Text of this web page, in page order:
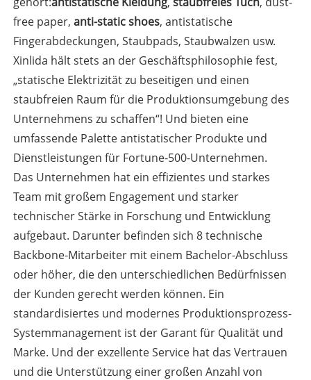
free paper, anti-static shoes, antistatische
Fingerabdeckungen, Staubpads, Staubwalzen usw.
Xinlida hält stets an der Geschäftsphilosophie fest,
„statische Elektrizität zu beseitigen und einen
staubfreien Raum für die Produktionsumgebung des
Unternehmens zu schaffen“! Und bieten eine
umfassende Palette antistatischer Produkte und
Dienstleistungen für Fortune-500-Unternehmen.
Das Unternehmen hat ein effizientes und starkes
Team mit großem Engagement und starker
technischer Stärke in Forschung und Entwicklung
aufgebaut. Darunter befinden sich 8 technische
Backbone-Mitarbeiter mit einem Bachelor-Abschluss
oder höher, die den unterschiedlichen Bedürfnissen
der Kunden gerecht werden können. Ein
standardisiertes und modernes Produktionsprozess-
Systemmanagement ist der Garant für Qualität und
Marke. Und der exzellente Service hat das Vertrauen
und die Unterstützung einer großen Anzahl von